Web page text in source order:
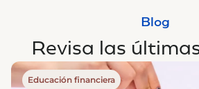
Blog
Revisa las
Educación financiera